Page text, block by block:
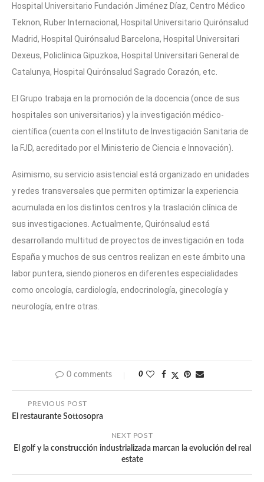
Hospital Universitario Fundación Jiménez Díaz, Centro Médico
Teknon, Ruber Internacional, Hospital Universitario Quirónsalud
Madrid, Hospital Quirónsalud Barcelona, Hospital Universitari
Dexeus, Policlínica Gipuzkoa, Hospital Universitari General de
Catalunya, Hospital Quirónsalud Sagrado Corazón, etc.
El Grupo trabaja en la promoción de la docencia (once de sus
hospitales son universitarios) y la investigación médico-
científica (cuenta con el Instituto de Investigación Sanitaria de
la FJD, acreditado por el Ministerio de Ciencia e Innovación).
Asimismo, su servicio asistencial está organizado en unidades
y redes transversales que permiten optimizar la experiencia
acumulada en los distintos centros y la traslación clínica de
sus investigaciones. Actualmente, Quirónsalud está
desarrollando multitud de proyectos de investigación en toda
España y muchos de sus centros realizan en este ámbito una
labor puntera, siendo pioneros en diferentes especialidades
como oncología, cardiología, endocrinología, ginecología y
neurología, entre otras.
0 comments 0
PREVIOUS POST
El restaurante Sottosopra
NEXT POST
El golf y la construcción industrializada marcan la evolución del real
estate